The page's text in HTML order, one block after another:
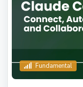
Fundamental